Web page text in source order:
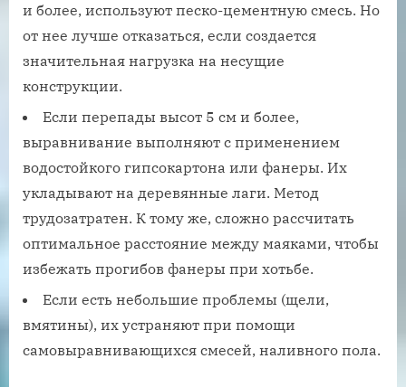
и более, используют песко-цементную смесь. Но
от нее лучше отказаться, если создается
значительная нагрузка на несущие
конструкции.
Если перепады высот 5 см и более,
выравнивание выполняют с применением
водостойкого гипсокартона или фанеры. Их
укладывают на деревянные лаги. Метод
трудозатратен. К тому же, сложно рассчитать
оптимальное расстояние между маяками, чтобы
избежать прогибов фанеры при хотьбе.
Если есть небольшие проблемы (щели,
вмятины), их устраняют при помощи
самовыравнивающихся смесей, наливного пола.